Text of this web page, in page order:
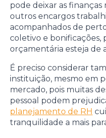
pode deixar as
outros encargos
acompanhados de
coletivo e bonificações,
orçamentária esteja de
É preciso considerar
instituição, mesmo em
mercado, pois muitas
pessoal podem
planejamento de RH
tranquilidade a mais